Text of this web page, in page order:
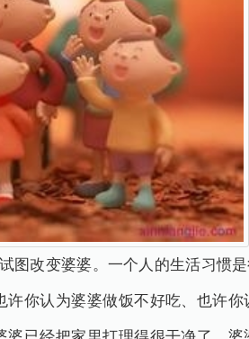
图改变婆婆。一个人的生活习惯
你认为婆婆做饭不好吃、也许